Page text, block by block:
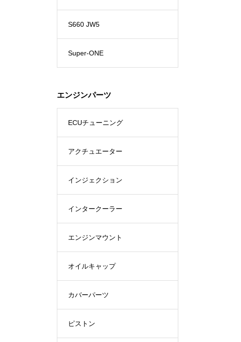
S660 JW5
Super-ONE
エンジンパーツ
ECUチューニング
アクチュエーター
インジェクション
インタークーラー
エンジンマウント
オイルキャップ
カバーパーツ
ピストン